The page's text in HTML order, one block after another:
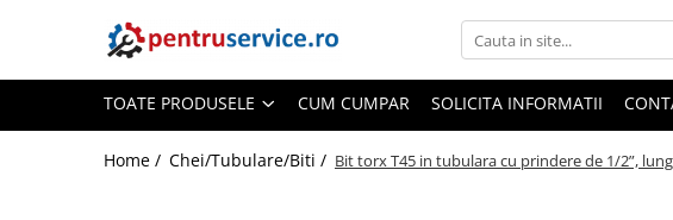
Toate Produsele
Scule Speciale
Scule pentru Motociclete
TOATE PRODUSELE CUM CUMPAR SOLICITA INFORMATII
Home / Chei/Tubulare/Biti / Bit torx T45 in tubulara cu prindere de 1/2”,